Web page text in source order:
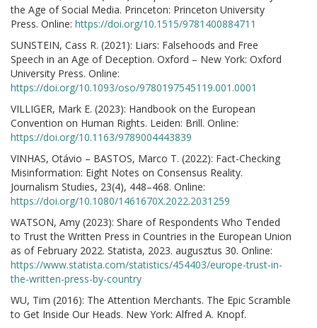
the Age of Social Media. Princeton: Princeton University
Press. Online: https://doi.org/10.1515/9781400884711
SUNSTEIN, Cass R. (2021): Liars: Falsehoods and Free
Speech in an Age of Deception. Oxford – New York: Oxford
University Press. Online:
https://doi.org/10.1093/oso/9780197545119.001.0001
VILLIGER, Mark E. (2023): Handbook on the European
Convention on Human Rights. Leiden: Brill. Online:
https://doi.org/10.1163/9789004443839
VINHAS, Otávio – BASTOS, Marco T. (2022): Fact-Checking
Misinformation: Eight Notes on Consensus Reality.
Journalism Studies, 23(4), 448–468. Online:
https://doi.org/10.1080/1461670X.2022.2031259
WATSON, Amy (2023): Share of Respondents Who Tended
to Trust the Written Press in Countries in the European Union
as of February 2022. Statista, 2023. augusztus 30. Online:
https://www.statista.com/statistics/454403/europe-trust-in-
the-written-press-by-country
WU, Tim (2016): The Attention Merchants. The Epic Scramble
to Get Inside Our Heads. New York: Alfred A. Knopf.